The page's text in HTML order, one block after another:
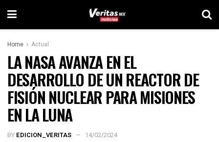
Home Actual
LA NASA AVANZA EN EL
DESARROLLO DE UN REACTOR DE
FISIÓN NUCLEAR PARA MISIONES
EN LA LUNA
BY EDICION_VERITAS 14/02/2024